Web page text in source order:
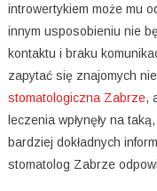
introwertykiem może mu
innym usposobieniu nie
kontaktu i braku
zapytać się znajomych
stomatologiczna Zabrze,
leczenia wpłynęły na
bardziej dokładnych
stomatolog Zabrze